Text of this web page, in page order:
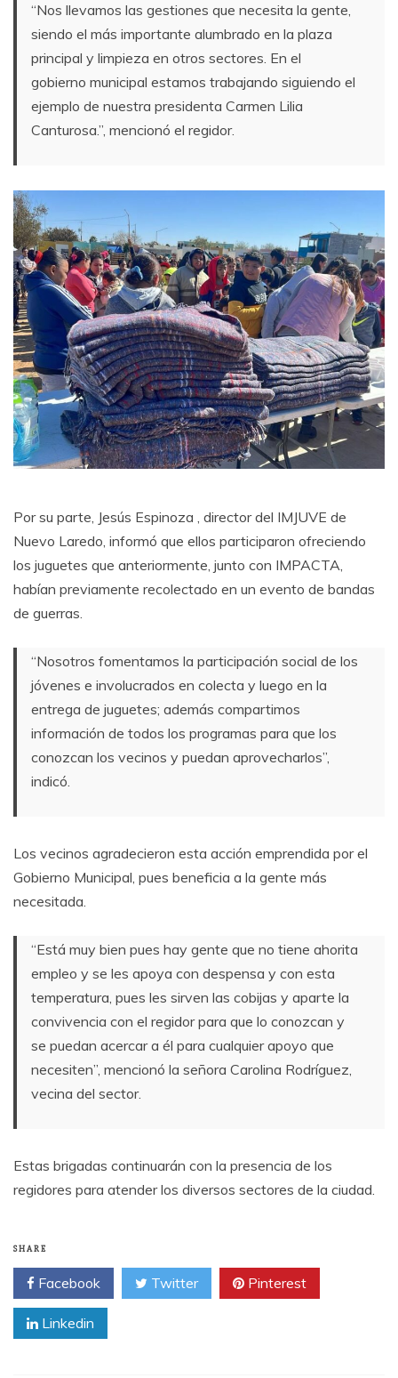
“Nos llevamos las gestiones que necesita la gente,
siendo el más importante alumbrado en la plaza
principal y limpieza en otros sectores. En el
gobierno municipal estamos trabajando siguiendo el
ejemplo de nuestra presidenta Carmen Lilia
Canturosa.”, mencionó el regidor.
Por su parte, Jesús Espinoza , director del IMJUVE de
Nuevo Laredo, informó que ellos participaron ofreciendo
los juguetes que anteriormente, junto con IMPACTA,
habían previamente recolectado en un evento de bandas
de guerras.
“Nosotros fomentamos la participación social de los
jóvenes e involucrados en colecta y luego en la
entrega de juguetes; además compartimos
información de todos los programas para que los
conozcan los vecinos y puedan aprovecharlos”,
indicó.
Los vecinos agradecieron esta acción emprendida por el
Gobierno Municipal, pues beneficia a la gente más
necesitada.
“Está muy bien pues hay gente que no tiene ahorita
empleo y se les apoya con despensa y con esta
temperatura, pues les sirven las cobijas y aparte la
convivencia con el regidor para que lo conozcan y
se puedan acercar a él para cualquier apoyo que
necesiten”, mencionó la señora Carolina Rodríguez,
vecina del sector.
Estas brigadas continuarán con la presencia de los
regidores para atender los diversos sectores de la ciudad.
SHARE
Facebook Twitter Pinterest
Linkedin